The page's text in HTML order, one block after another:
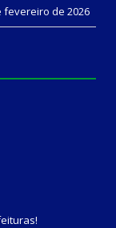
fevereiro de 2026
!